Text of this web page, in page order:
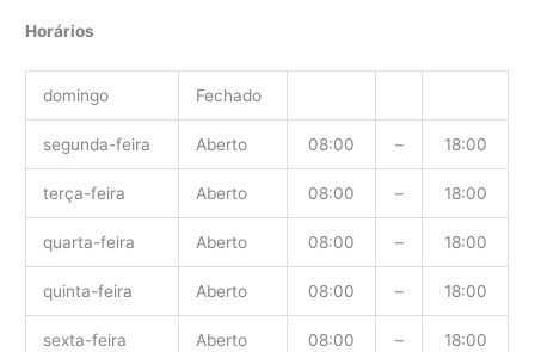
Horários
domingo Fechado
segunda-feira Aberto 08:00 – 18:00
terça-feira Aberto 08:00 – 18:00
quarta-feira Aberto 08:00 – 18:00
quinta-feira Aberto 08:00 – 18:00
sexta-feira Aberto 08:00 – 18:00